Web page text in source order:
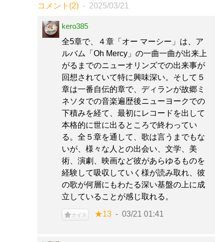
コメント(2) 2025/03/21
kero385
全5章で、４章「オー マーシー」は、ア
ルバム「Oh Mercy」の一曲一曲が出来上
がるまでのニューオリンズでの出来事が
回想されていて特に興味深い。そして５
章は一番自伝的章で、ディランが故郷ミ
ネソタでの音楽遍歴後ニューヨークでの
下積みを経て、最初にレコードを出して
本格的に世に出るところで終わってい
る。全５章を通して、歌は言うまでもな
いが、様々な人との出会い、文学、美
術、演劇、映画など彼があらゆるものを
経験して吸収していく様が読み取れ、彼
の歌が何層にもわたる深い基盤の上に成
立していることが感じ取れる。
ナイス ★13 03/21 01:41